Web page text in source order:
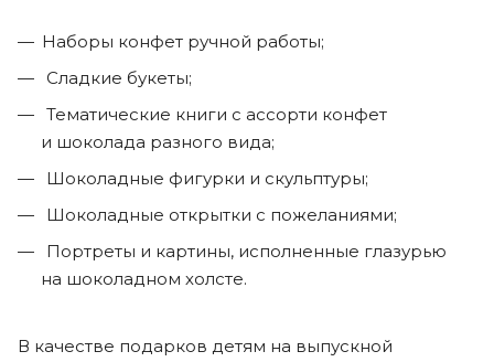
Наборы конфет ручной работы;
Сладкие букеты;
Тематические книги с ассорти конфет
и шоколада разного вида;
Шоколадные фигурки и скульптуры;
Шоколадные открытки с пожеланиями;
Портреты и картины, исполненные глазурью
на шоколадном холсте.
В качестве подарков детям на выпускной